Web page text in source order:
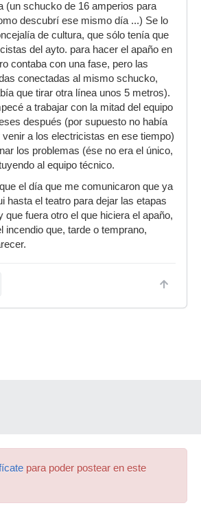
(un schucko de 16 amperios para
descubrí ese mismo día ...) Se lo
de cultura, que sólo tenía que
del ayto. para hacer el apaño en
contaba con una fase, pero las
conectadas al mismo schucko,
que tirar otra línea unos 5 metros).
a trabajar con la mitad del equipo
después (por supuesto no había
a los electricistas en ese tiempo)
los problemas (ése no era el único,
al equipo técnico.
el día que me comunicaron que ya
hasta el teatro para dejar las etapas
que fuera otro el que hiciera el apaño,
incendio que, tarde o temprano,
para poder postear en este